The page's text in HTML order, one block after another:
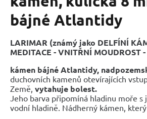
bájné Atlantidy
LARIMAR (známý jako DELFÍNÍ
MEDITACE - VNITŘNÍ MOUDROST
kámen bájné Atlantidy,
duchovních kamenů otevírajících
Země, vytahuje bolest.
Jeho barva připomíná hladinu moře
vodní hladině. Nádherný kámen,